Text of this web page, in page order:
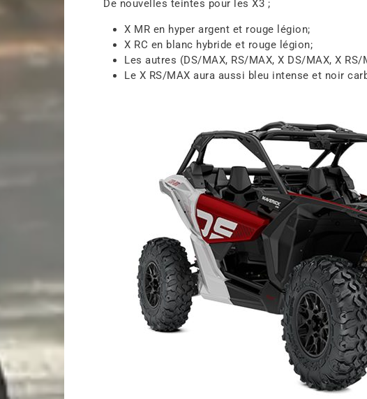
De nouvelles teintes pour les X3 ;
X MR en hyper argent et rouge légion;
X RC en blanc hybride et rouge légion;
Les autres (DS/MAX, RS/MAX, X DS/MAX, X
Le X RS/MAX aura aussi bleu intense et noir